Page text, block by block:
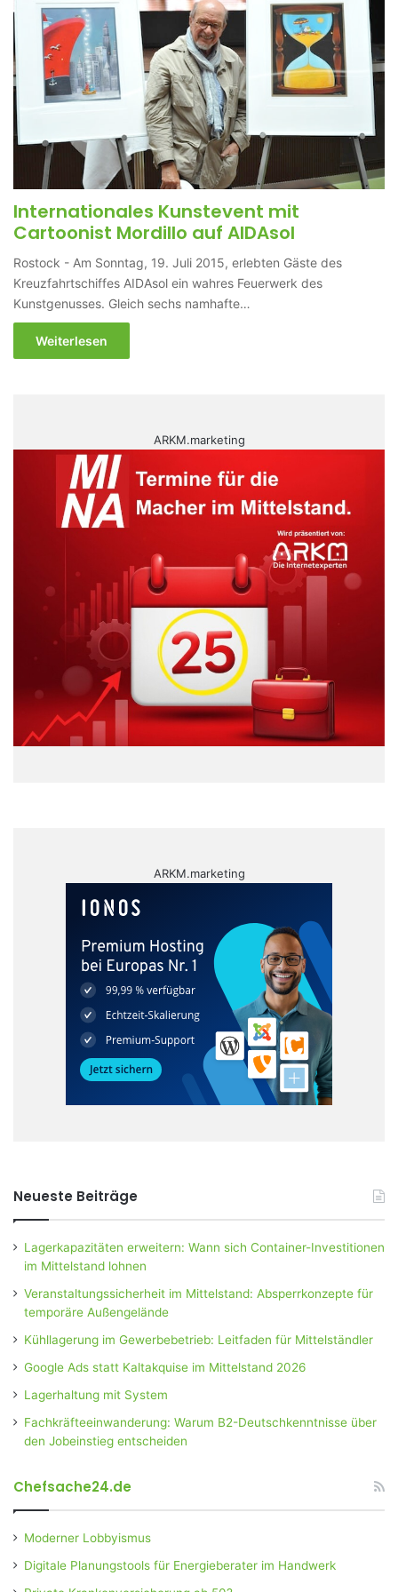
Internationales Kunstevent mit
Cartoonist Mordillo auf AIDAsol
Rostock - Am Sonntag, 19. Juli 2015, erlebten Gäste des
Kreuzfahrtschiffes AIDAsol ein wahres Feuerwerk des
Kunstgenusses. Gleich sechs namhafte…
Weiterlesen
ARKM.marketing
ARKM.marketing
Neueste Beiträge
Lagerkapazitäten erweitern: Wann sich Container-Investitionen
im Mittelstand lohnen
Veranstaltungssicherheit im Mittelstand: Absperrkonzepte für
temporäre Außengelände
Kühllagerung im Gewerbebetrieb: Leitfaden für Mittelständler
Google Ads statt Kaltakquise im Mittelstand 2026
Lagerhaltung mit System
Fachkräfteeinwanderung: Warum B2-Deutschkenntnisse über
den Jobeinstieg entscheiden
Chefsache24.de
Moderner Lobbyismus
Digitale Planungstools für Energieberater im Handwerk